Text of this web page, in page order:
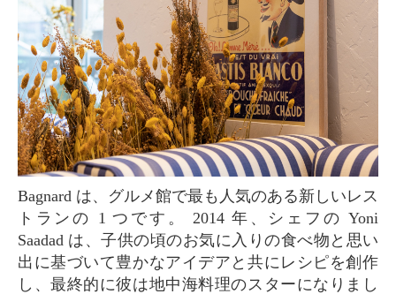
Bagnard は、グルメ館で最も人気のある新しいレス
トランの 1 つです。 2014 年、シェフの Yoni
Saadad は、子供の頃のお気に入りの食べ物と思い
出に基づいて豊かなアイデアと共にレシピを創作
し、最終的に彼は地中海料理のスターになりまし